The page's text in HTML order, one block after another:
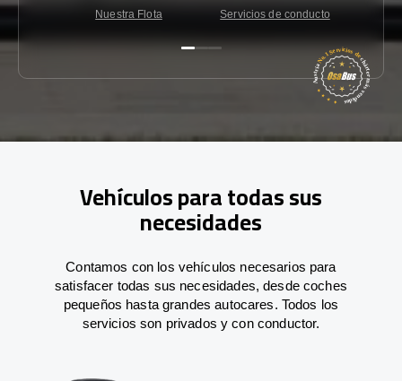
Nuestra Flota Servicios de conducto
Vehículos para todas sus
necesidades
Contamos con los vehículos necesarios para
satisfacer todas sus necesidades, desde coches
pequeños hasta grandes autocares. Todos los
servicios son privados y con conductor.